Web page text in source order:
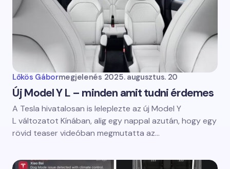
Lőkös Gábormegjelenés 2025. augusztus. 20
Új Model Y L – minden amit tudni érdemes
A Tesla hivatalosan is leleplezte az új Model Y
L változatot Kínában, alig egy nappal azután, hogy egy
rövid teaser videóban megmutatta az…